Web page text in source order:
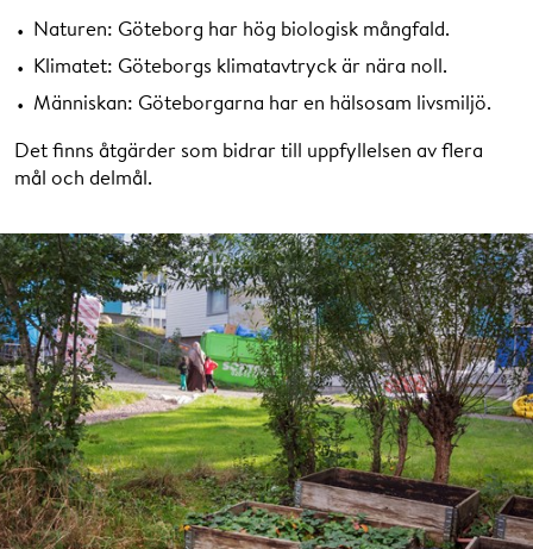
Naturen: Göteborg har hög biologisk mångfald.
Klimatet: Göteborgs klimatavtryck är nära noll.
Människan: Göteborgarna har en hälsosam livsmiljö.
Det finns åtgärder som bidrar till uppfyllelsen av flera
mål och delmål.